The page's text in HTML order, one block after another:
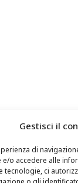
Gestisci il
di
o accedere alle
tecnologie, ci